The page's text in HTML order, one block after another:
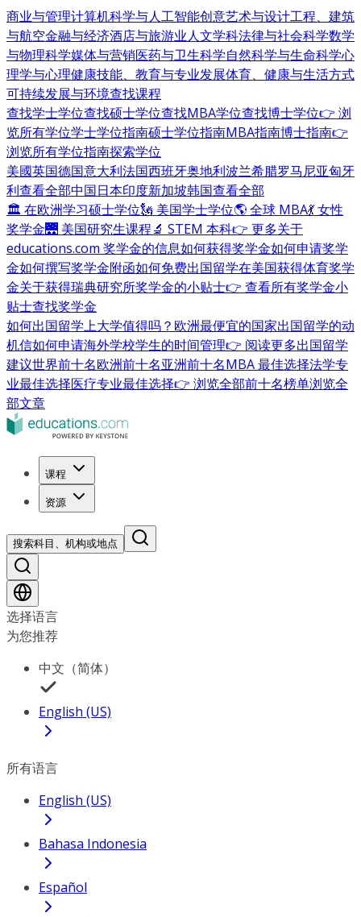
商业与管理计算机科学与人工智能创意艺术与设计工程、建筑
与航空金融与经济酒店与旅游业人文学科法律与社会科学数学
与物理科学媒体与营销医药与卫生科学自然科学与生命科学心
理学与心理健康技能、教育与专业发展体育、健康与生活方式
可持续发展与环境查找课程
查找学士学位查找硕士学位查找MBA学位查找博士学位👉 浏
览所有学位学士学位指南硕士学位指南MBA指南博士指南👉
浏览所有学位指南探索学位
美國英国德国意大利法国西班牙奥地利波兰希腊罗马尼亚匈牙
利查看全部中国日本印度新加坡韩国查看全部
🏛 在欧洲学习硕士学位🗽 美国学士学位🌎 全球 MBA💃 女性
奖学金🌉 美国研究生课程🔬 STEM 本科👉 更多关于
educations.com 奖学金的信息如何获得奖学金如何申请奖学
金如何撰写奖学金附函如何免费出国留学在美国获得体育奖学
金关于获得瑞典研究所奖学金的小贴士👉 查看所有奖学金小
贴士查找奖学金
如何出国留学上大学值得吗？ 欧洲最便宜的国家出国留学的动
机信如何申请海外学校学生的时间管理👉 阅读更多出国留学
建议世界前十名欧洲前十名亚洲前十名MBA 最佳选择法学专
业最佳选择医疗专业最佳选择👉 浏览全部前十名榜单浏览全
部文章
课程
资源
搜索科目、机构或地点
选择语言
为您推荐
中文（简体）
English (US)
所有语言
English (US)
Bahasa Indonesia
Español